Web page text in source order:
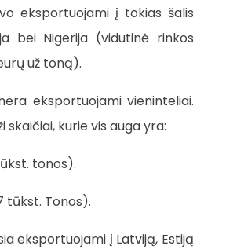
eksportuojami į tokias šalis
bei Nigerija (vidutinė rinkos
už toną).
eksportuojami vieninteliai.
skaičiai, kurie vis auga yra:
tonos).
tūkst. Tonos).
eksportuojami į Latviją, Estiją